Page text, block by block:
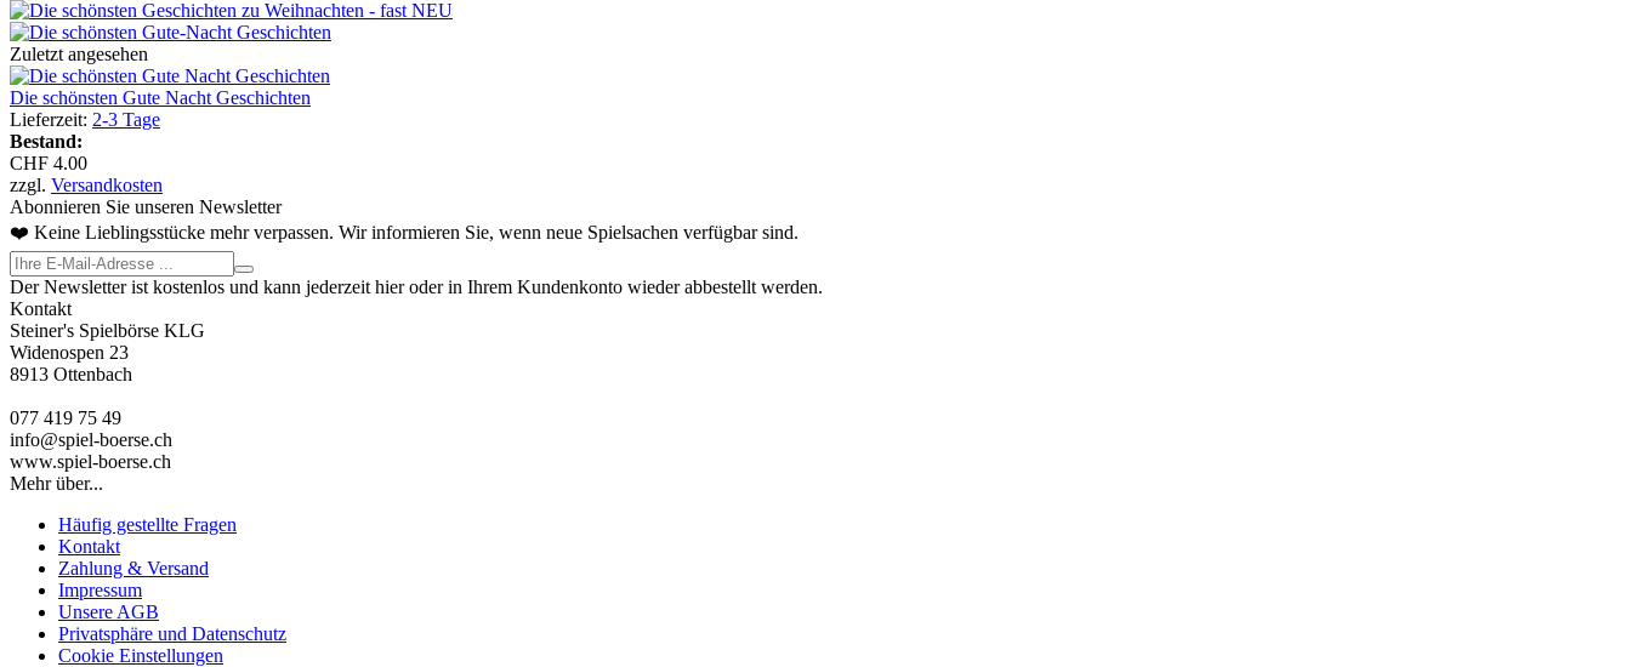
Zuletzt angesehen
Die schönsten Gute Nacht Geschichten
Lieferzeit: 2-3 Tage
Bestand:
CHF 4.00
zzgl. Versandkosten
Abonnieren Sie unseren Newsletter
❤️ Keine Lieblingsstücke mehr verpassen. Wir informieren Sie, wenn neue Spielsachen verfügbar sind.
Der Newsletter ist kostenlos und kann jederzeit hier oder in Ihrem Kundenkonto wieder abbestellt werden.
Kontakt
Steiner's Spielbörse KLG
Widenospen 23
8913 Ottenbach
077 419 75 49
info@spiel-boerse.ch
www.spiel-boerse.ch
Mehr über...
Häufig gestellte Fragen
Kontakt
Zahlung & Versand
Impressum
Unsere AGB
Privatsphäre und Datenschutz
Cookie Einstellungen